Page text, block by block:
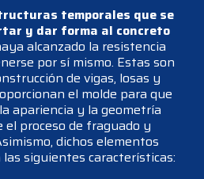
temporales que se
y dar forma al concreto
alcanzado la resistencia
por sí mismo. Estas son
de vigas, losas y
el molde para que
apariencia y la geometría
el proceso de fraguado y
dichos elementos
siguientes características: